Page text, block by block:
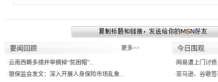
要闻回顾 更多>>
·云南西畴多措并举摘掉“贫困帽”...
·银保监会发文：深入开展人身保险市场乱象...
今日围观
· 网易遭上门讨
·亚马逊、谷歌